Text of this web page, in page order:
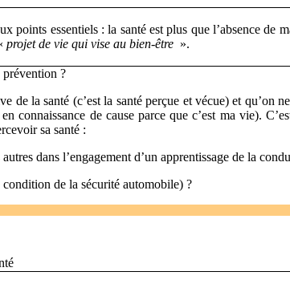
points essentiels : la santé est plus que l’absence de
projet de vie qui vise au bien-être ».
prévention ?
de la santé (c’est la santé perçue et vécue) et qu’on
connaissance de cause parce que c’est ma vie).
sa santé :
dans l’engagement d’un apprentissage de la
condition de la sécurité automobile) ?